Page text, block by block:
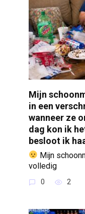
Mijn
in een
wanneer ze
dag kon ik
besloot ik
Mijn
volledig
0 2